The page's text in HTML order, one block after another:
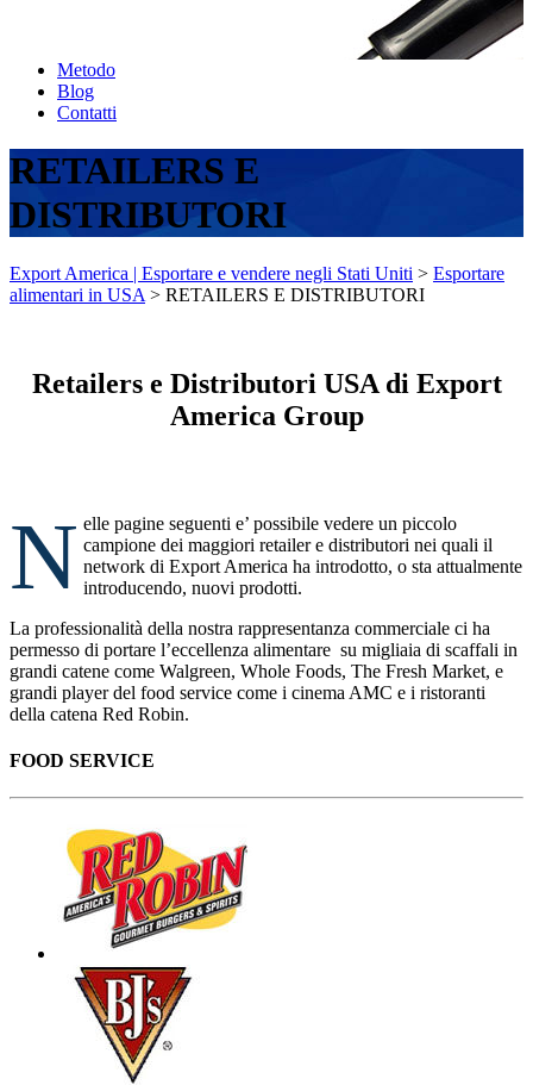
Metodo
Blog
Contatti
RETAILERS E
DISTRIBUTORI
Export America | Esportare e vendere negli Stati Uniti > Esportare
alimentari in USA > RETAILERS E DISTRIBUTORI
Retailers e Distributori USA di Export
America Group
N elle pagine seguenti e’ possibile vedere un piccolo
campione dei maggiori retailer e distributori nei quali il
network di Export America ha introdotto, o sta attualmente
introducendo, nuovi prodotti.
La professionalità della nostra rappresentanza commerciale ci ha
permesso di portare l’eccellenza alimentare su migliaia di scaffali in
grandi catene come Walgreen, Whole Foods, The Fresh Market, e
grandi player del food service come i cinema AMC e i ristoranti
della catena Red Robin.
FOOD SERVICE